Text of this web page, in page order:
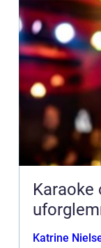
Karaoke
Katrine